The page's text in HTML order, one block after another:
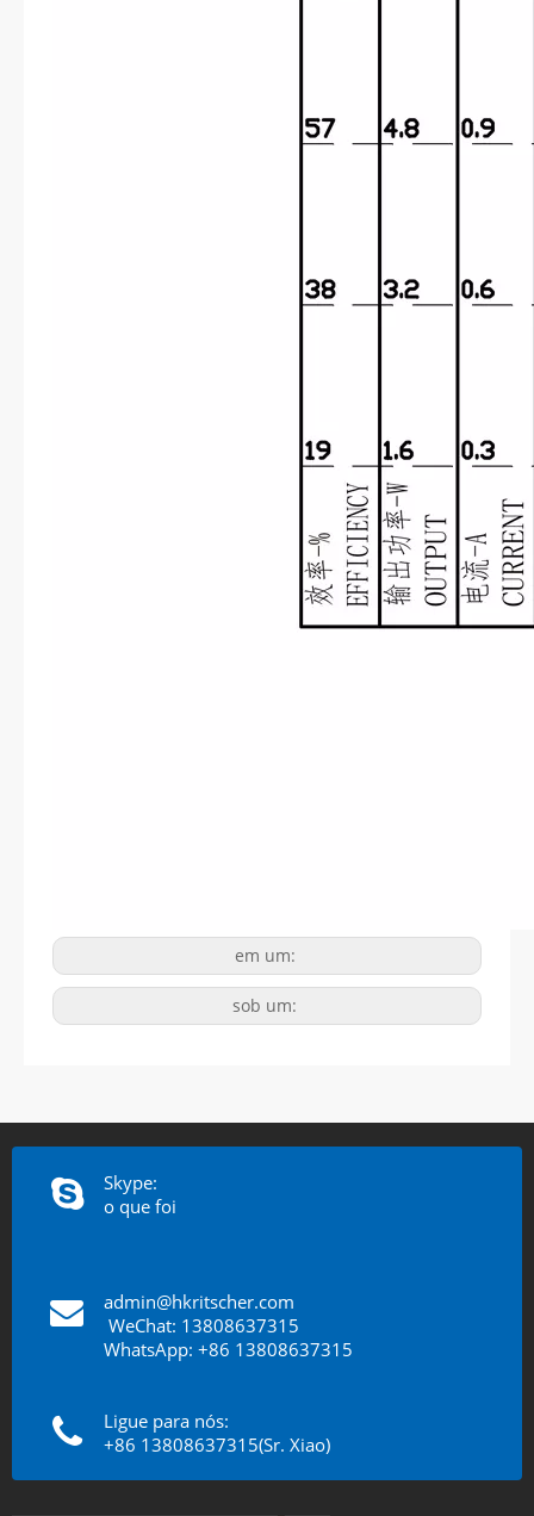
em um:
sob um:
Skype:
o que foi
admin@hkritscher.com
WeChat: 13808637315
WhatsApp: +86 13808637315
Ligue para nós:
+86 13808637315(Sr. Xiao)